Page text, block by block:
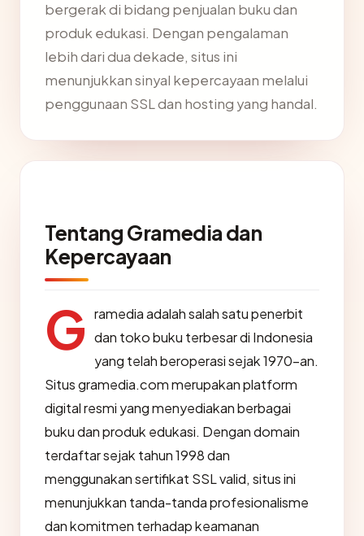
bergerak di bidang penjualan buku dan
produk edukasi. Dengan pengalaman
lebih dari dua dekade, situs ini
menunjukkan sinyal kepercayaan melalui
penggunaan SSL dan hosting yang handal.
Tentang Gramedia dan
Kepercayaan
G ramedia adalah salah satu penerbit
dan toko buku terbesar di Indonesia
yang telah beroperasi sejak 1970-an.
Situs gramedia.com merupakan platform
digital resmi yang menyediakan berbagai
buku dan produk edukasi. Dengan domain
terdaftar sejak tahun 1998 dan
menggunakan sertifikat SSL valid, situs ini
menunjukkan tanda-tanda profesionalisme
dan komitmen terhadap keamanan